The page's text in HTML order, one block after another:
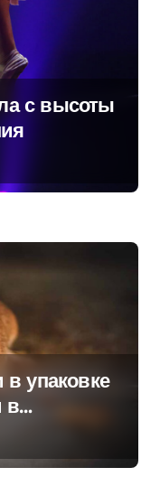
с высоты
упаковке
в